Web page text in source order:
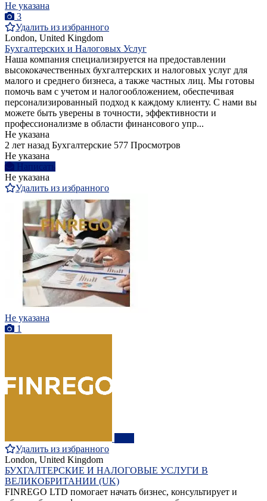
Не указана
3
Удалить из избранного
London, United Kingdom
Бухгалтерских и Налоговых Услуг
Наша компания специализируется на предоставлении
высококачественных бухгалтерских и налоговых услуг для
малого и среднего бизнеса, а также частных лиц. Мы готовы
помочь вам с учетом и налогообложением, обеспечивая
персонализированный подход к каждому клиенту. С нами вы
можете быть уверены в точности, эффективности и
профессионализме в области финансового упр...
Не указана
2 лет назад Бухгалтерские 577 Просмотров
Не указана
Написать
Не указана
Удалить из избранного
Не указана
1
Удалить из избранного
London, United Kingdom
БУХГАЛТЕРСКИЕ И НАЛОГОВЫЕ УСЛУГИ В
ВЕЛИКОБРИТАНИИ (UK)
FINREGO LTD помогает начать бизнес, консультирует и